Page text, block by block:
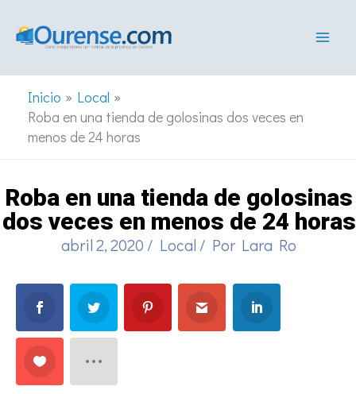
Inicio
Local
Roba en una tienda de golosinas dos veces en
menos de 24 horas
Roba en una tienda de golosinas
dos veces en menos de 24 horas
abril 2, 2020 / Local / Por Lara Ro